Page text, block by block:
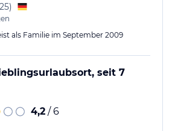
)
als Familie im September 2009
seit 7
4,2 / 6